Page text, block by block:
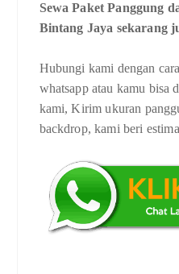
Sewa Paket Panggung
Bintang Jaya sekarang
Hubungi kami dengan
whatsapp atau kamu bisa
kami, Kirim ukuran
backdrop, kami beri